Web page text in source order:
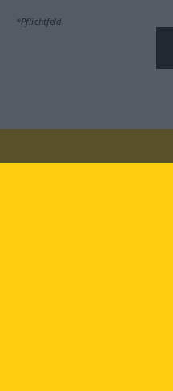
*Pflichtfeld